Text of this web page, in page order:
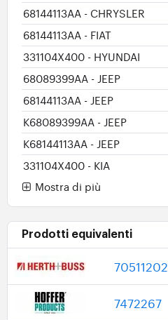
68144113AA - CHRYSLER
68144113AA - FIAT
331104X400 - HYUNDAI
68089399AA - JEEP
68144113AA - JEEP
K68089399AA - JEEP
K68144113AA - JEEP
331104X400 - KIA
Mostra di più
Prodotti equivalenti
70511202
7472267